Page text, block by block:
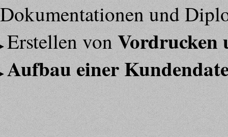
Dokumentationen und
Erstellen vonVordrucken
Aufbau einer